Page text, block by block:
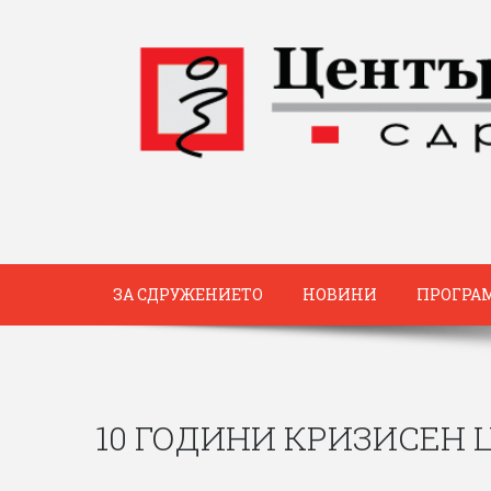
ЗА СДРУЖЕНИЕТО НОВИНИ
10 ГОДИНИ КРИЗИСЕН